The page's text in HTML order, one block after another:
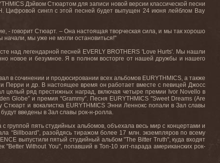
Дэйвом Стюартом для записи новой версии классической песни
Цифровой сингл с этой песней будет выпущен 24 июня лейблом Bay
- говорит Стюарт. – Она настоящая творческая сила, и мы так хорошо
мы уже не могли остановиться!"
над легендарной песней EVERLY BROTHERS 'Love Hurts'. Мы нашли
новое и безумное. Я в полном восторге от нашей дружбы и нашего
в сочинении и продюсировании всех альбомов EURYTHMICS, а также
Перри и др. В настоящее время он работает вместе с певицей Джосс
целый ряд престижных наград, включая четыре премии Ivor Novello в
Globe” и премия “Grammy”. Песня EURYTHMICS "Sweet Dreams(Are
Стюарт и вокалистка EURYTHMICS Энни Леннокс попали в Зал славы
будут введены в Зал славы рок-н-ролла.
группой пять студийных альбомов, объехала весь мир с концертами и
“Billboard”, разойдясь тиражом более 17 млн. экземпляров по всему
выпустили пятый студийный альбом "The Bitter Truth", куда входят
"Better Without You", попавший в Топ-10 хит-парада американских рок-